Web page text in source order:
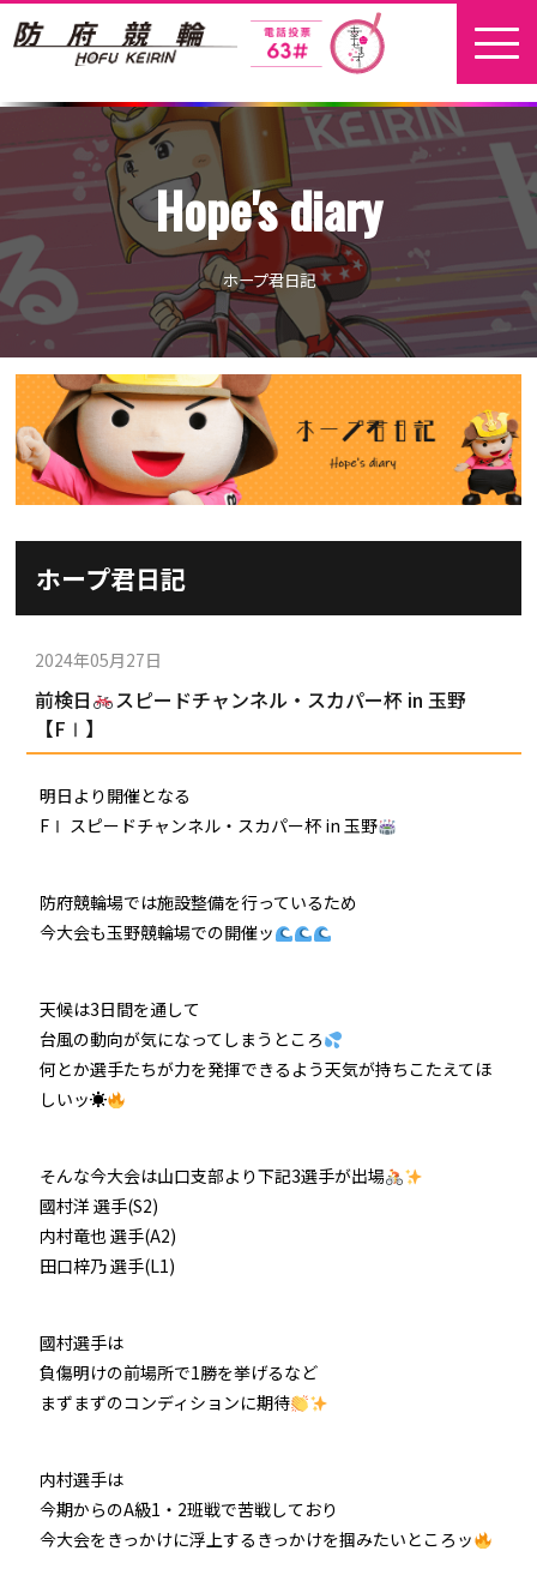
ホーム
新着情報
地元選手
お問い合わせ
開催日程
本場開催
パンフレット
出場予定選手
出走表
予想紙
イベント＆ファンサービス
崖っぷちのK（穴予想）
施設ガイド
施設紹介
有料席
KEIRINパーク
アクセス
車券の購入方法
DOKOTO
歴代優勝者を紹介
非開催日の払戻し場所について
協賛レース募集
横断幕掲出について
その他
防府競輪研究所
ホープ君日記
防府競輪を予想するKとは？
サイトポリシー
個人情報保護方針
車券の購入にのめり込む不安のある方のご相談
来場者の肖像権について
Hope's diary
ホープ君日記
ホープ君日記
2024年05月27日
前検日
スピードチャンネル・スカパー杯 in 玉野
【FⅠ】
明日より開催となる
FⅠ スピードチャンネル・スカパー杯 in 玉野
防府競輪場では施設整備を行っているため
今大会も玉野競輪場での開催ッ
天候は3日間を通して
台風の動向が気になってしまうところ
何とか選手たちが力を発揮できるよう天気が持ちこたえてほ
しいッ☀
そんな今大会は山口支部より下記3選手が出場
國村洋 選手(S2)
内村竜也 選手(A2)
田口梓乃 選手(L1)
國村選手は
負傷明けの前場所で1勝を挙げるなど
まずまずのコンディションに期待
内村選手は
今期からのA級1・2班戦で苦戦しており
今大会をきっかけに浮上するきっかけを掴みたいところッ